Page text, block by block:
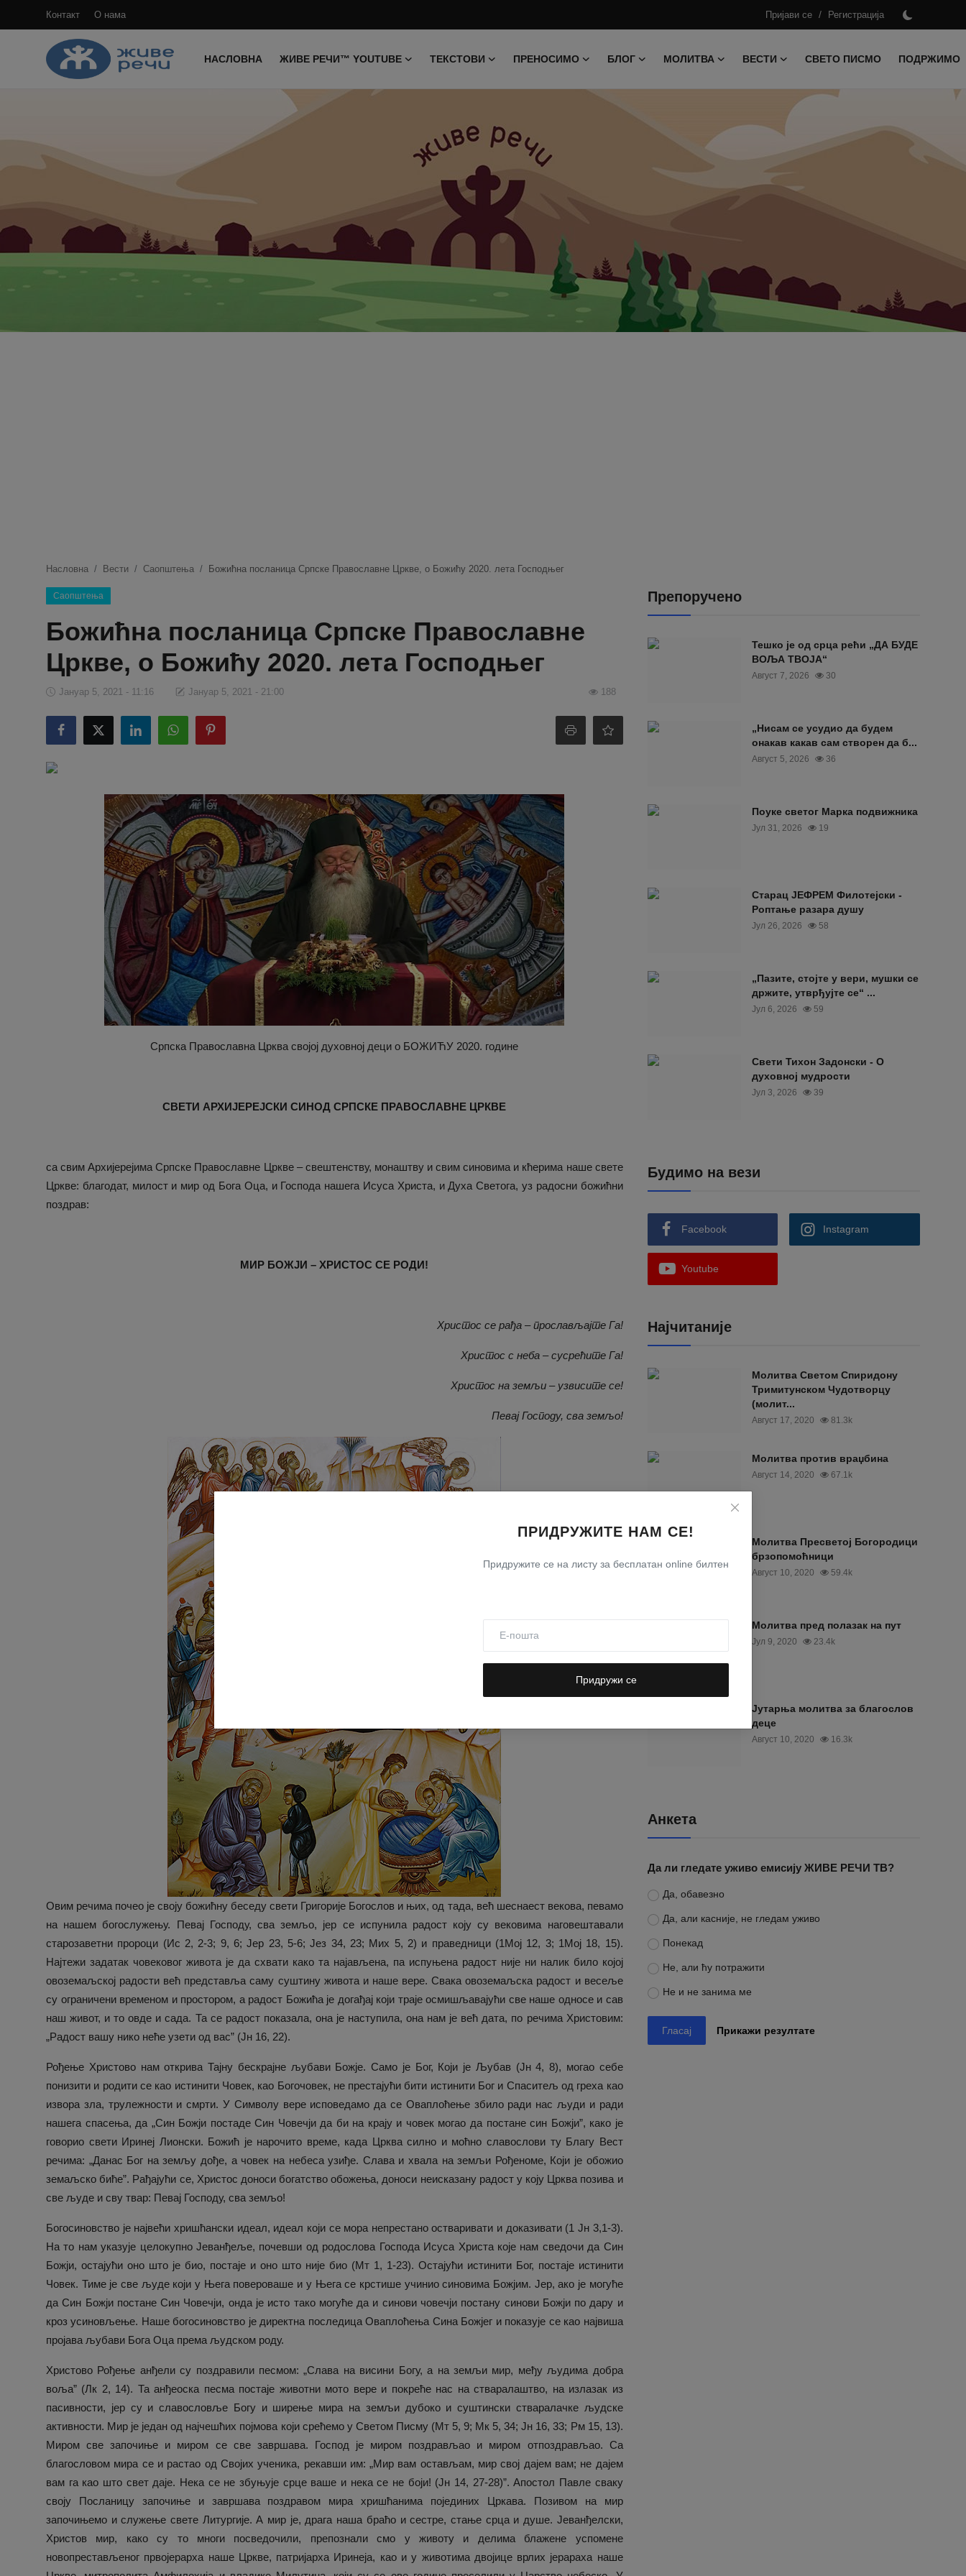
Контакт О нама Пријави се / Регистрација
НАСЛОВНА ЖИВЕ РЕЧИ™ YOUTUBE ТЕКСТОВИ ПРЕНОСИМО БЛОГ МОЛИТВА ВЕСТИ СВЕТО ПИСМО
ПОДРЖИМО
Пријави
Контакт
О нама
Живе Речи™ YouTube
ПРИДРУЖИТЕ НАМ СЕ!
Придружите се на листу за бесплатан online билтен
Придружи се
Насловна Вести Саопштења Божићна посланица Српске Православне Цркве, o Божићу 2020. лета Господњег
Саопштења
Божићна посланица Српске Православне
Цркве, o Божићу 2020. лета Господњег
Јануар 5, 2021 - 11:16 Јануар 5, 2021 - 21:00 188
Српска Православна Црква својој духовној деци о БОЖИЋУ 2020. године
СВЕТИ АРХИЈЕРЕЈСКИ СИНОД СРПСКЕ ПРАВОСЛАВНЕ ЦРКВЕ
са свим Архијерејима Српске Православне Цркве – свештенству, монаштву и свим синовима и кћерима наше свете
Цркве: благодат, милост и мир од Бога Оца, и Господа нашега Исуса Христа, и Духа Светога, уз радосни божићни
поздрав:
МИР БОЖЈИ – ХРИСТОС СЕ РОДИ!
Христос се рађа – прослављајте Га!
Христос с неба – сусрећите Га!
Христос на земљи – узвисите се!
Певај Господу, сва земљо!
Овим речима почео је своју божићну беседу свети Григорије Богослов и њих, од тада, већ шеснаест векова, певамо
на нашем богослужењу. Певај Господу, сва земљо, јер се испунила радост коју су вековима наговештавали
старозаветни пророци (Ис 2, 2-3; 9, 6; Јер 23, 5-6; Јез 34, 23; Мих 5, 2) и праведници (1Мој 12, 3; 1Мој 18, 15).
Најтежи задатак човековог живота је да схвати како та најављена, па испуњена радост није ни налик било којој
овоземаљској радости већ представља саму суштину живота и наше вере. Свака овоземаљска радост и весеље
су ограничени временом и простором, а радост Божића је догађај који траје осмишљавајући све наше односе и сав
наш живот, и то овде и сада. Та се радост показала, она је наступила, она нам је већ дата, по речима Христовим:
„Радост вашу нико неће узети од вас” (Јн 16, 22).
Рођење Христово нам открива Тајну бескрајне љубави Божје. Само је Бог, Који је Љубав (Јн 4, 8), могао себе
понизити и родити се као истинити Човек, као Богочовек, не престајући бити истинити Бог и Спаситељ од греха као
извора зла, трулежности и смрти. У Символу вере исповедамо да се Оваплоћење збило ради нас људи и ради
нашега спасења, да „Син Божји постаде Син Човечји да би на крају и човек могао да постане син Божји”, како је
говорио свети Иринеј Лионски. Божић је нарочито време, када Црква силно и моћно славослови ту Благу Вест
речима: „Данас Бог на земљу дође, а човек на небеса узиђе. Слава и хвала на земљи Рођеноме, Који је обожио
земаљско биће”. Рађајући се, Христос доноси богатство обожења, доноси неисказану радост у коју Црква позива и
све људе и сву твар: Певај Господу, сва земљо!
Богосиновство је највећи хришћански идеал, идеал који се мора непрестано остваривати и доказивати (1 Јн 3,1-3).
На то нам указује целокупно Јеванђеље, почевши од родослова Господа Исуса Христа које нам сведочи да Син
Божји, остајући оно што је био, постаје и оно што није био (Мт 1, 1-23). Остајући истинити Бог, постаје истинити
Човек. Тиме је све људе који у Њега повероваше и у Њега се крстише учинио синовима Божјим. Јер, ако је могуће
да Син Божји постане Син Човечји, онда је исто тако могуће да и синови човечји постану синови Божји по дару и
кроз усиновљење. Наше богосиновство је директна последица Оваплоћења Сина Божјег и показује се као највиша
пројава љубави Бога Оца према људском роду.
Христово Рођење анђели су поздравили песмом: „Слава на висини Богу, а на земљи мир, међу људима добра
воља” (Лк 2, 14). Та анђеоска песма постаје животни мото вере и покреће нас на стваралаштво, на излазак из
пасивности, јер су и славословље Богу и ширење мира на земљи дубоко и суштински стваралачке људске
активности. Мир је један од најчешћих појмова који срећемо у Светом Писму (Мт 5, 9; Мк 5, 34; Јн 16, 33; Рм 15, 13).
Миром све започиње и миром се све завршава. Господ је миром поздрављао и миром отпоздрављао. Са
благословом мира се и растао од Својих ученика, рекавши им: „Мир вам остављам, мир свој дајем вам; не дајем
вам га као што свет даје. Нека се не збуњује срце ваше и нека се не боји! (Јн 14, 27-28)”. Апостол Павле сваку
своју Посланицу започиње и завршава поздравом мира хришћанима појединих Цркава. Позивом на мир
започињемо и служење свете Литургије. А мир је, драга наша браћо и сестре, стање срца и душе. Јеванђелски,
Христов мир, како су то многи посведочили, препознали смо у животу и делима блажене успомене
новопрестављеног првојерарха наше Цркве, патријарха Иринеја, као и у животима двојице врлих јерараха наше
Препоручено
Тешко је од срца рећи „ДА БУДЕ
ВОЉА ТВОЈА“
Август 7, 2026 30
„Нисам се усудио да будем
онакав какав сам створен да б...
Август 5, 2026 36
Поуке светог Марка подвижника
Јул 31, 2026 19
Старац ЈЕФРЕМ Филотејски -
Роптање разара душу
Јул 26, 2026 58
„Пазите, стојте у вери, мушки се
држите, утврђујте се“ ...
Јул 6, 2026 59
Свети Тихон Задонски - О
духовној мудрости
Јул 3, 2026 39
Будимо на вези
Facebook Instagram
Youtube
Најчитаније
Moлитва Светом Спиридону
Тримитунском Чудотворцу
(молит...
Август 17, 2020 81.3k
Молитва против враџбина
Август 14, 2020 67.1k
Молитва Пресветој Богородици
брзопомоћници
Август 10, 2020 59.4k
Молитва пред полазак на пут
Јул 9, 2020 23.4k
Јутарња молитва за благослов
деце
Август 10, 2020 16.3k
Анкета
Да ли гледате уживо емисију ЖИВЕ РЕЧИ ТВ?
Да, обавезно
Да, али касније, не гледам уживо
Понекад
Не, али ћу потражити
Не и не занима ме
Гласај Прикажи резултате